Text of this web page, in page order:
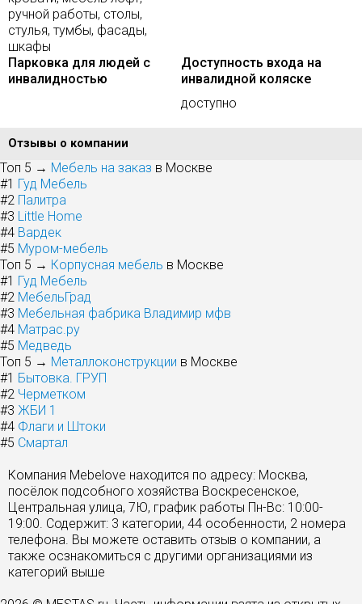
ручной работы, столы,
стулья, тумбы, фасады,
шкафы
Парковка для людей с
инвалидностью
Доступность входа на
инвалидной коляске
доступно
Отзывы о компании
Топ 5 → Мебель на заказ в Москве
#1 Гуд Мебель
#2 Палитра
#3 Little Home
#4 Вардек
#5 Муром-мебель
Топ 5 → Корпусная мебель в Москве
#1 Гуд Мебель
#2 МебельГрад
#3 Мебельная фабрика Владимир мфв
#4 Матрас.ру
#5 Медведь
Топ 5 → Металлоконструкции в Москве
#1 Бытовка. ГРУП
#2 Черметком
#3 ЖБИ 1
#4 Флаги и Штоки
#5 Смартал
Компания Mebelove находится по адресу: Москва,
посёлок подсобного хозяйства Воскресенское,
Центральная улица, 7Ю, график работы Пн-Вс: 10:00-
19:00. Содержит: 3 категории, 44 особенности, 2 номера
телефона. Вы можете оставить отзыв о компании, а
также осзнакомиться с другими организациями из
категорий выше